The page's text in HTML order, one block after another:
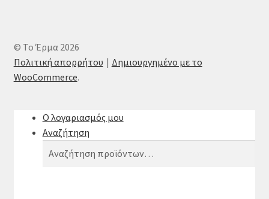
© Το Έρμα 2026
Πολιτική απορρήτου
Δημιουργημένο με το
WooCommerce.
Ο λογαριασμός μου
Αναζήτηση
Αναζήτηση
Αναζήτηση